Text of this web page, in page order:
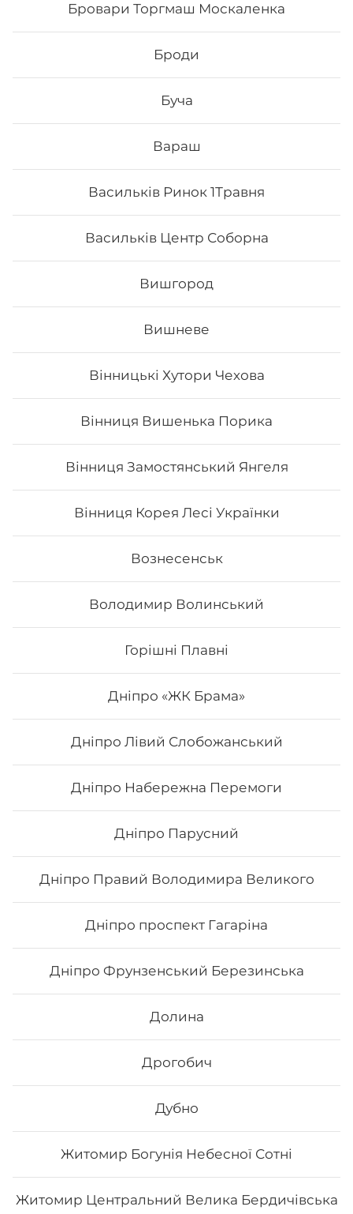
Бровари Торгмаш Москаленка
Броди
Буча
Вараш
Васильків Ринок 1Травня
Васильків Центр Соборна
Вишгород
Вишневе
Вінницькі Хутори Чехова
Вінниця Вишенька Порика
Вінниця Замостянський Янгеля
Вінниця Корея Лесі Українки
Вознесенськ
Володимир Волинський
Горішні Плавні
Дніпро «ЖК Брама»
Дніпро Лівий Слобожанський
Дніпро Набережна Перемоги
Дніпро Парусний
Дніпро Правий Володимира Великого
Дніпро проспект Гагаріна
Дніпро Фрунзенський Березинська
Долина
Дрогобич
Дубно
Житомир Богунія Небесної Сотні
Житомир Центральний Велика Бердичівська
Вага: 270 г Склад: норі, рис, огірок, тигрова креветка,
Дракон зелений
Вага: 275 г Склад: норі, рис, сир філа, вугор, ікра
₴
Дракон золотий
Вага: 255 г Склад: норі, рис, огірок, вугор, тобіко, сир
217₴
Дракон чорний
Вага: 285 г Склад: норі, рис, ікра тобіко, авокадо, сир